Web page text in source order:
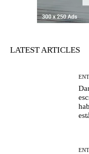
LATEST ARTICLES